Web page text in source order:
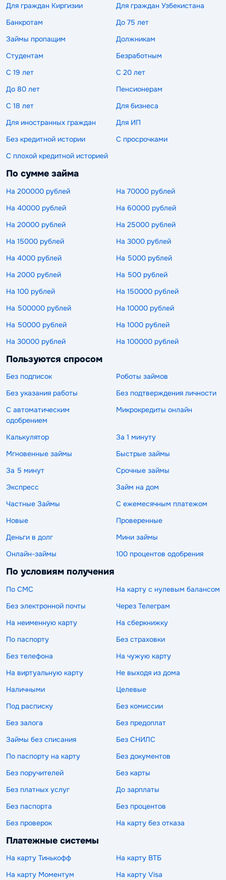
Для граждан Киргизии
Для граждан Узбекистана
Банкротам
До 75 лет
Займы пропащим
Должникам
Студентам
Безработным
С 19 лет
С 20 лет
До 80 лет
Пенсионерам
С 18 лет
Для бизнеса
Для иностранных граждан
Для ИП
Без кредитной истории
С просрочками
С плохой кредитной историей
По сумме займа
На 200000 рублей
На 70000 рублей
На 40000 рублей
На 60000 рублей
На 20000 рублей
На 25000 рублей
На 15000 рублей
На 3000 рублей
На 4000 рублей
На 5000 рублей
На 2000 рублей
На 500 рублей
На 100 рублей
На 150000 рублей
На 500000 рублей
На 10000 рублей
На 50000 рублей
На 1000 рублей
На 30000 рублей
На 100000 рублей
Пользуются спросом
Без подписок
Роботы займов
Без указания работы
Без подтверждения личности
С автоматическим
одобрением
Микрокредиты онлайн
Калькулятор
За 1 минуту
Мгновенные займы
Быстрые займы
За 5 минут
Срочные займы
Экспресс
Займ на дом
Частные Займы
С ежемесячным платежом
Новые
Проверенные
Деньги в долг
Мини займы
Онлайн-займы
100 процентов одобрения
По условиям получения
По СМС
На карту с нулевым балансом
Без электронной почты
Через Телеграм
На неименную карту
На сберкнижку
По паспорту
Без страховки
Без телефона
На чужую карту
На виртуальную карту
Не выходя из дома
Наличными
Целевые
Под расписку
Без комиссии
Без залога
Без предоплат
Займы без списания
Без СНИЛС
По паспорту на карту
Без документов
Без поручителей
Без карты
Без платных услуг
До зарплаты
Без паспорта
Без процентов
Без проверок
На карту без отказа
Платежные системы
На карту Тинькофф
На карту ВТБ
На карту Моментум
На карту Visa